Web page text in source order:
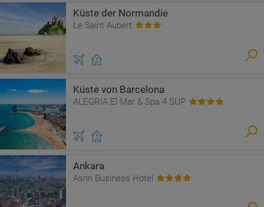
Küste der Normandie
Le Saint Aubert
Küste von Barcelona
ALEGRIA El Mar & Spa 4 SUP
Ankara
Asrın Business Hotel